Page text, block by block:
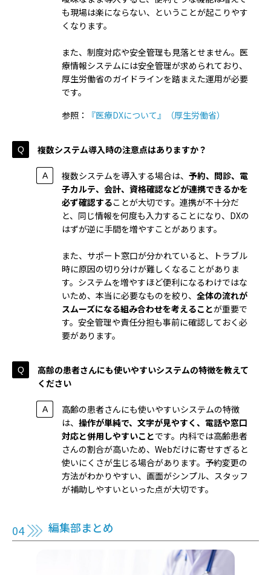
も現場は楽にならない、ということが起こりやす
くなります。
また、制度対応や安全管理も見落とせません。医
療情報システムには安全管理が求められており、
厚生労働省のガイドラインを踏まえた運用が必要
です。
参照：
『医療DXについて』（厚生労働省）
複数システム導入時の注意点はありますか？
複数システムを導入する場合は、 予約、問診、電
子カルテ、会計、資格確認などが連携できるかを
必ず確認することが大切です。連携が不十分だ
と、同じ情報を何度も入力することになり、DXの
はずが逆に手間を増やすことがあります。
また、サポート窓口が分かれていると、トラブル
時に原因の切り分けが難しくなることがありま
す。システムを増やすほど便利になるわけではな
いため、本当に必要なものを絞り、 全体の流れが
スムーズになる組み合わせを考えることが重要で
す。安全管理や責任分担も事前に確認しておく必
要があります。
高齢の患者さんにも使いやすいシステムの特徴を教えて
ください
高齢の患者さんにも使いやすいシステムの特徴
は、 操作が単純で、文字が見やすく、電話や窓口
対応と併用しやすいことです。内科では高齢患者
さんの割合が高いため、Webだけに寄せすぎると
使いにくさが生じる場合があります。予約変更の
方法がわかりやすい、画面がシンプル、スタッフ
が補助しやすいといった点が大切です。
編集部まとめ